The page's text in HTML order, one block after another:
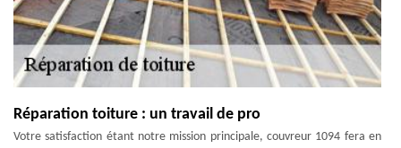
Réparation toiture : un travail de pro
Votre satisfaction étant notre mission principale, couvreur 1094 fera en